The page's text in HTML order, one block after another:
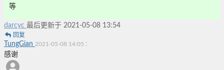
等
darcyc 最后更新于 2021-05-08 13:54
回复
TungGian 2021-05-08 14:05 :
感谢